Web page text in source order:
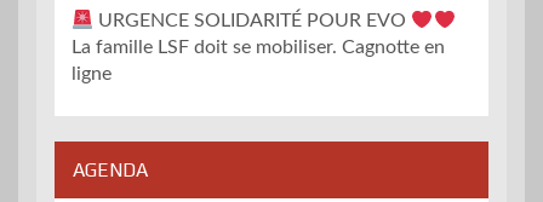
URGENCE SOLIDARITÉ POUR EVO
La famille LSF doit se mobiliser. Cagnotte en
ligne
AGENDA